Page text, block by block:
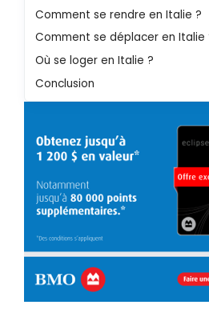
Comment se rendre en Italie ?
Comment se déplacer en Italie
Où se loger en Italie ?
Conclusion